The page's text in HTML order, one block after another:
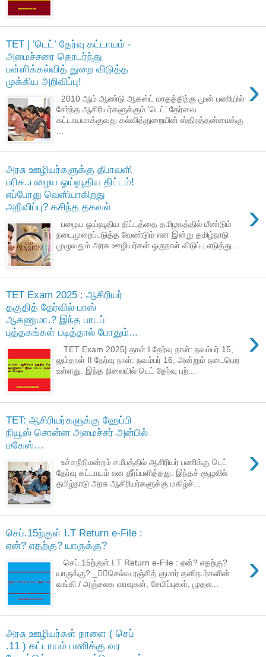
TET | ’டெட்’ தேர்வு கட்டாயம் -
அமைச்சரை தொடர்ந்து
பள்ளிக்கல்வித் துறை விடுத்த
முக்கிய அறிவிப்பு!
›
2010 ஆம் ஆண்டு ஆகஸ்ட் மாதத்திற்கு முன் பணியில்
சேர்ந்த ஆசிரியர்களுக்கும் ’டெட்’ தேர்வை
கட்டாயமாக்குவது கல்வித்துறையின் ஸ்திரத்தன்மைக்கு
அரசு ஊழியர்களுக்கு தீபாவளி
பரிசு..பழைய ஓய்வூதிய திட்டம்!
எப்போது வெளியாகிறது
அறிவிப்பு? கசிந்த தகவல்
›
பழைய ஓய்வூதிய திட்டத்தை தமிழகத்தில் மீண்டும்
நடைமுறைப்படுத்த வேண்டும் என இன்று தமிழ்நாடு
முழுவதும் அரசு ஊழியர்கள் ஒருநாள் விடுப்பு எடுத்து...
TET Exam 2025 : ஆசிரியர்
தகுதித் தேர்வில் பாஸ்
ஆகணுமா.? இந்த பாடப்
புத்தகங்கள் படித்தால் போதும்...
›
TET Exam 2025| தாள் I தேர்வு நாள்: நவம்பர் 15,
லும்தாள் II தேர்வு நாள்: நவம்பர் 16, அன்றும் நடைபெற
உள்ளது. இந்த நிலையில் டெட் தேர்வு பற்...
TET: ஆசிரியர்களுக்கு ஹேப்பி
நியூஸ் சொன்ன அமைச்சர் அன்பில்
மகேஸ்…
›
உச்சநீதிமன்றம் சமீபத்தில் ஆசிரியர் பணிக்கு டெட்
தேர்வு கட்டாயம் என தீர்ப்பளித்தது. இந்தச் சூழலில்
தமிழ்நாடு அரசு ஆசிரியர்களுக்கு மகிழ்ச்...
செப்.15ற்குள் I.T Return e-File :
ஏன்? எதற்கு? யாருக்கு?
›
செப்.15ற்குள் I.T Return e-File : ஏன்? எதற்கு?
யாருக்கு? _✍🏼செல்வ.ரஞ்சித் குமார் தனிநபர்களின்
வங்கி / அஞ்சலக வரவுகள், சேமிப்புகள், முதல...
அரசு ஊழியர்கள் நாளை ( செப்
.11 ) கட்டாயம் பணிக்கு வர